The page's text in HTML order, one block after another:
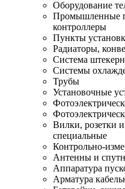
Оборудование
Промышленные
контроллеры
Пункты
Радиаторы,
Система
Системы
Трубы
Установочные
Вилки, розетки
специальные
Контрольно-
Антенны и
Аппаратура
Арматура